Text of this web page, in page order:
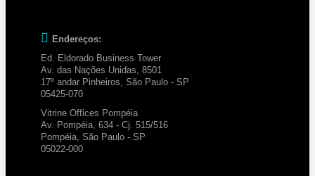
Endereços:
Ed. Eldorado Business Tower
Av. das Nações Unidas, 8501
17º andar Pinheiros, São Paulo - SP
05425-070
Vitrine Offices Pompéia
Av. Pompéia, 634 - Cj. 515/516
Pompéia, São Paulo - SP
05022-000